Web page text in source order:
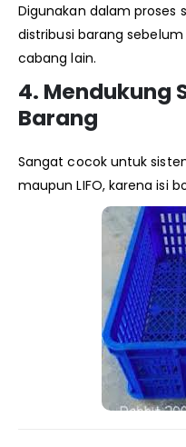
Digunakan dalam proses
distribusi barang
cabang lain.
4. Mendukung
Barang
Sangat cocok untuk
maupun LIFO, karena isi